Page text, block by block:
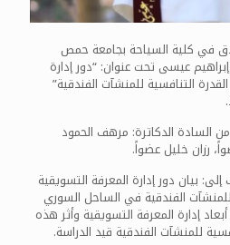
في كلية السياحة بجامعة حمص
عيسى تحت عنوان: “دور إدارة
التنافسية للمنشآت الفندقية”
السادة الدكاترة: مرهف الحمود
رزان خليل عضواً.
بيان دور إدارة المعرفة التسويقية
الفندقية في الساحل السوري
إدارة المعرفة التسويقية وأثر هذه
للمنشآت الفندقية قيد الدراسة.